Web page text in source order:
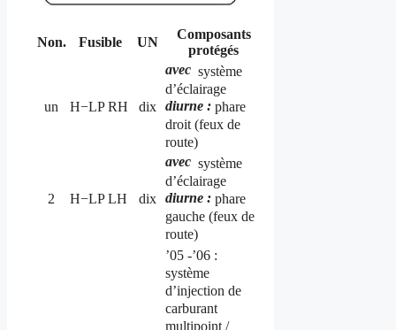
Non. Fusible UN
Composants
protégés
un H−LP RH dix
avec système
d’éclairage
diurne : phare
droit (feux de
route)
2 H−LP LH dix
avec système
d’éclairage
diurne : phare
gauche (feux de
route)
’05 -’06 :
système
d’injection de
carburant
multipoint /